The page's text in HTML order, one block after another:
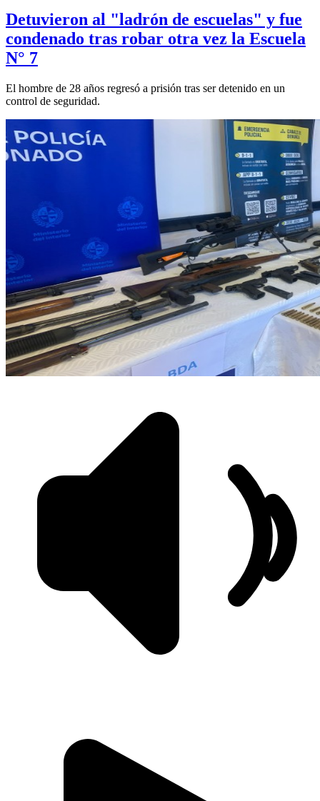
Detuvieron al "ladrón de escuelas" y fue
condenado tras robar otra vez la Escuela
N° 7
El hombre de 28 años regresó a prisión tras ser detenido en un
control de seguridad.